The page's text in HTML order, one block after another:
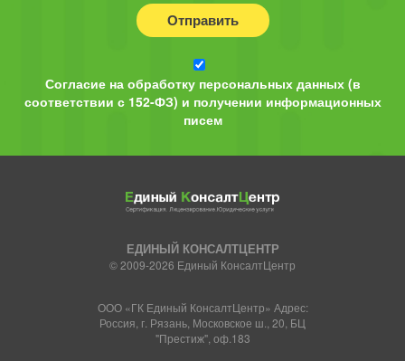
Отправить
Согласие на обработку персональных данных (в
соответствии с 152-ФЗ) и получении информационных
писем
ЕДИНЫЙ КОНСАЛТЦЕНТР
© 2009-2026 Единый КонсалтЦентр
ООО «ГК Единый КонсалтЦентр» Адрес:
Россия, г. Рязань, Московское ш., 20, БЦ
"Престиж", оф.183